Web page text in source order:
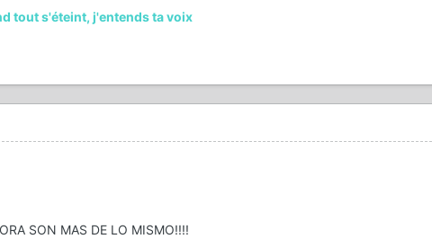
tout s'éteint, j'entends ta voix
SON MAS DE LO MISMO!!!!